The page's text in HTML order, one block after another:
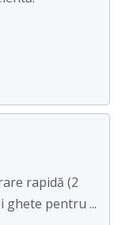
rapidă (2
ghete pentru ...